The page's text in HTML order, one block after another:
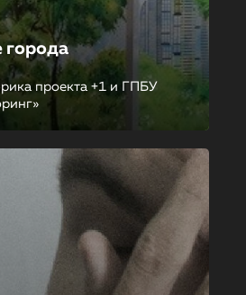
города
проекта +1 и ГПБУ